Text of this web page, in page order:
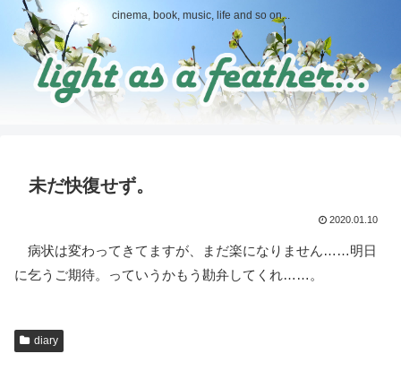
cinema, book, music, life and so on...
未だ快復せず。
2020.01.10
病状は変わってきてますが、まだ楽になりません……明日
に乞うご期待。っていうかもう勘弁してくれ……。
diary